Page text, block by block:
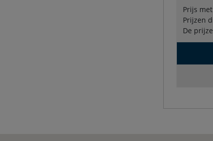
Prijs
Prijzen
De